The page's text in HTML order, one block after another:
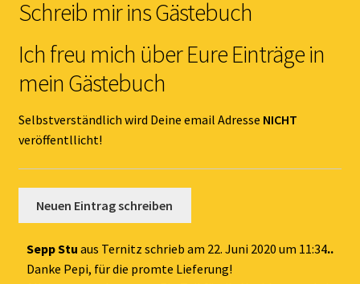
Kernöl Pepi
Übers Kernöl
Kontakt
Gästebuch
Schreib mir ins Gästebuch
Ich freu mich über Eure Einträge in
mein Gästebuch
Selbstverständlich wird Deine email Adresse NICHT
veröffentllicht!
Sepp Stu aus Ternitz schrieb am 22. Juni 2020 um 11:34
Danke Pepi, für die promte Lieferung!
...